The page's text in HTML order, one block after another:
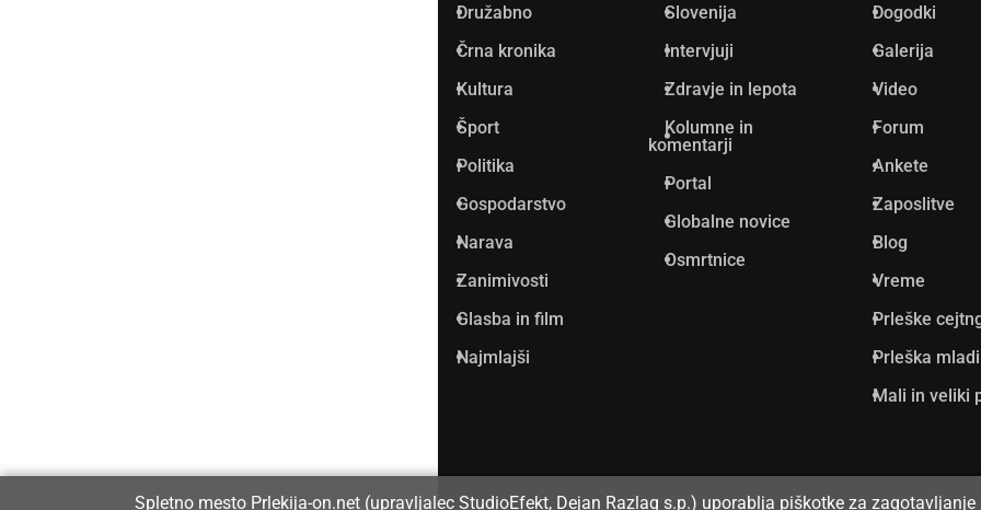
Družabno
Črna kronika
Kultura
Šport
Politika
Gospodarstvo
Narava
Zanimivosti
Glasba in film
Najmlajši
Slovenija
Intervjuji
Zdravje in lepota
Kolumne in
komentarji
Portal
Globalne novice
Osmrtnice
Dogodki
Galerija
Video
Forum
Ankete
Zaposlitve
Blog
Vreme
Prleške
Prleška
Mali in veliki
Spletno mesto Prlekija-on.net (upravljalec StudioEfekt, Dejan Razlag s.p.) uporablja piškotke za